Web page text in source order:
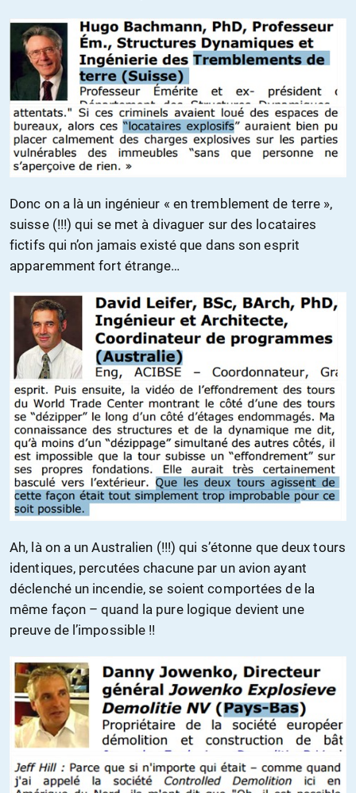
Donc on a là un ingénieur « en tremblement de terre »,
suisse (!!!) qui se met à divaguer sur des locataires
fictifs qui n’on jamais existé que dans son esprit
apparemment fort étrange…
Ah, là on a un Australien (!!!) qui s’étonne que deux tours
identiques, percutées chacune par un avion ayant
déclenché un incendie, se soient comportées de la
même façon – quand la pure logique devient une
preuve de l’impossible !!